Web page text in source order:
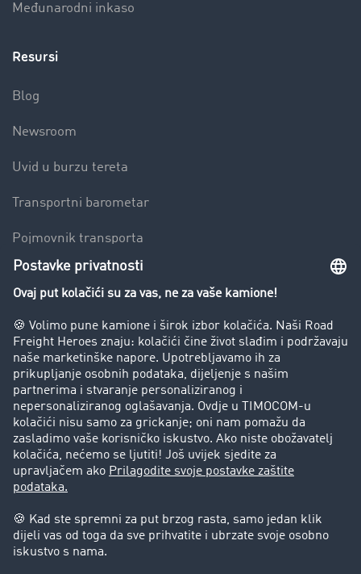
Međunarodni inkaso
Resursi
Blog
Newsroom
Uvid u burzu tereta
Transportni barometar
Pojmovnik transporta
Zabrana vožnje za kamione
Poduzeće
Priče o uspjehu
Stranke preporučuju stranku
Pravna pitanja
Impresum
Zaštita podataka